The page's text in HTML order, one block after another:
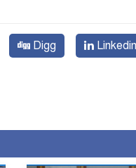
Digg Linkedin